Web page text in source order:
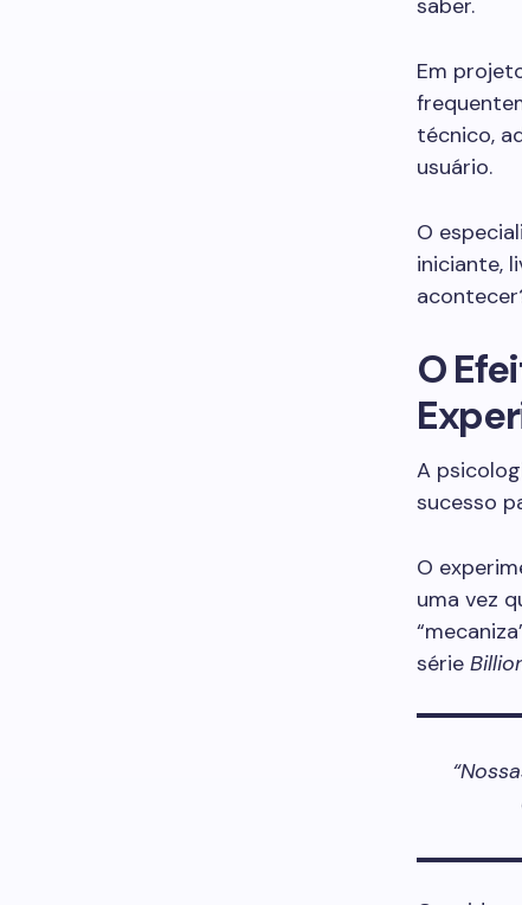
saber.
Em
técnico,
usuário.
O
iniciante,
O
A
sucesso
O
uma vez
série